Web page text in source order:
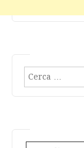
Ricerca
per: